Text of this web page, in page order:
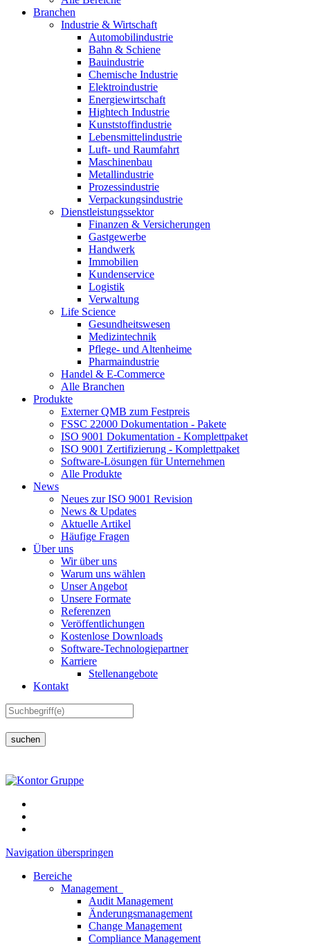
Branchen
Industrie & Wirtschaft
Automobilindustrie
Bahn & Schiene
Bauindustrie
Chemische Industrie
Elektroindustrie
Energiewirtschaft
Hightech Industrie
Kunststoffindustrie
Lebensmittelindustrie
Luft- und Raumfahrt
Maschinenbau
Metallindustrie
Prozessindustrie
Verpackungsindustrie
Dienstleistungssektor
Finanzen & Versicherungen
Gastgewerbe
Handwerk
Immobilien
Kundenservice
Logistik
Verwaltung
Life Science
Gesundheitswesen
Medizintechnik
Pflege- und Altenheime
Pharmaindustrie
Handel & E-Commerce
Alle Branchen
Produkte
Externer QMB zum Festpreis
FSSC 22000 Dokumentation - Pakete
ISO 9001 Dokumentation - Komplettpaket
ISO 9001 Zertifizierung - Komplettpaket
Software-Lösungen für Unternehmen
Alle Produkte
News
Neues zur ISO 9001 Revision
News & Updates
Aktuelle Artikel
Häufige Fragen
Über uns
Wir über uns
Warum uns wählen
Unser Angebot
Unsere Formate
Referenzen
Veröffentlichungen
Kostenlose Downloads
Software-Technologiepartner
Karriere
Stellenangebote
Kontakt
suchen
Navigation überspringen
Bereiche
Management
Audit Management
Änderungsmanagement
Change Management
Compliance Management